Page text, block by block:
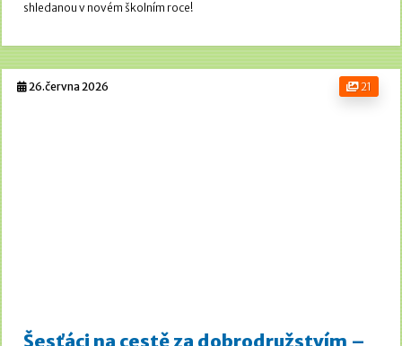
shledanou v novém školním roce!
21
26.června 2026
Šesťáci na cestě za dobrodružstvím –